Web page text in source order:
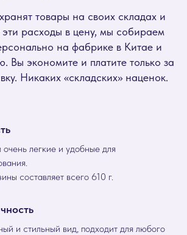
товары на своих складах и
расходы в цену, мы собираем
на фабрике в Китае и
Вы экономите и платите только за
Никаких «складских» наценок.
легкие и удобные для
составляет всего 610 г.
и стильный вид, подходит для любого